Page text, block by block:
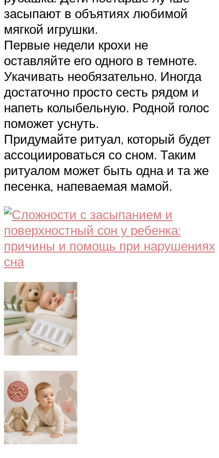
засыпают в объятиях любимой
мягкой игрушки.
Первые недели крохи не
оставляйте его одного в темноте.
Укачивать необязательно. Иногда
достаточно просто сесть рядом и
напеть колыбельную. Родной голос
поможет уснуть.
Придумайте ритуал, который будет
ассоциироваться со сном. Таким
ритуалом может быть одна и та же
песенка, напеваемая мамой.